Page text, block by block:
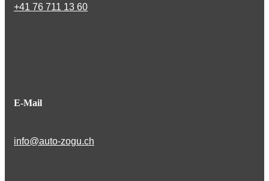
+41 76 711 13 60
E-Mail
info@auto-zogu.ch